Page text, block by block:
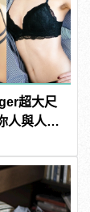
超大尺
人與人的